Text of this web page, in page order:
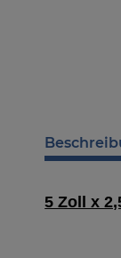
5 Zoll x